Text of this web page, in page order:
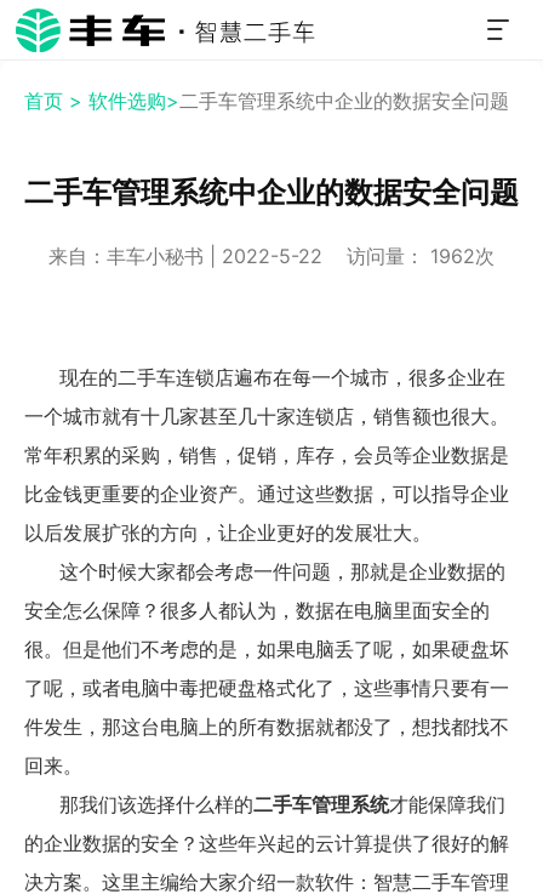
首页 > 软件选购>二手车管理系统中企业的数据安全问题
二手车管理系统中企业的数据安全问题
来自：丰车小秘书 | 2022-5-22 访问量： 1962次
现在的二手车连锁店遍布在每一个城市，很多企业在
一个城市就有十几家甚至几十家连锁店，销售额也很大。
常年积累的采购，销售，促销，库存，会员等企业数据是
比金钱更重要的企业资产。通过这些数据，可以指导企业
以后发展扩张的方向，让企业更好的发展壮大。
这个时候大家都会考虑一件问题，那就是企业数据的
安全怎么保障？很多人都认为，数据在电脑里面安全的
很。但是他们不考虑的是，如果电脑丢了呢，如果硬盘坏
了呢，或者电脑中毒把硬盘格式化了，这些事情只要有一
件发生，那这台电脑上的所有数据就都没了，想找都找不
回来。
那我们该选择什么样的二手车管理系统才能保障我们
的企业数据的安全？这些年兴起的云计算提供了很好的解
决方案。这里主编给大家介绍一款软件：智慧二手车管理